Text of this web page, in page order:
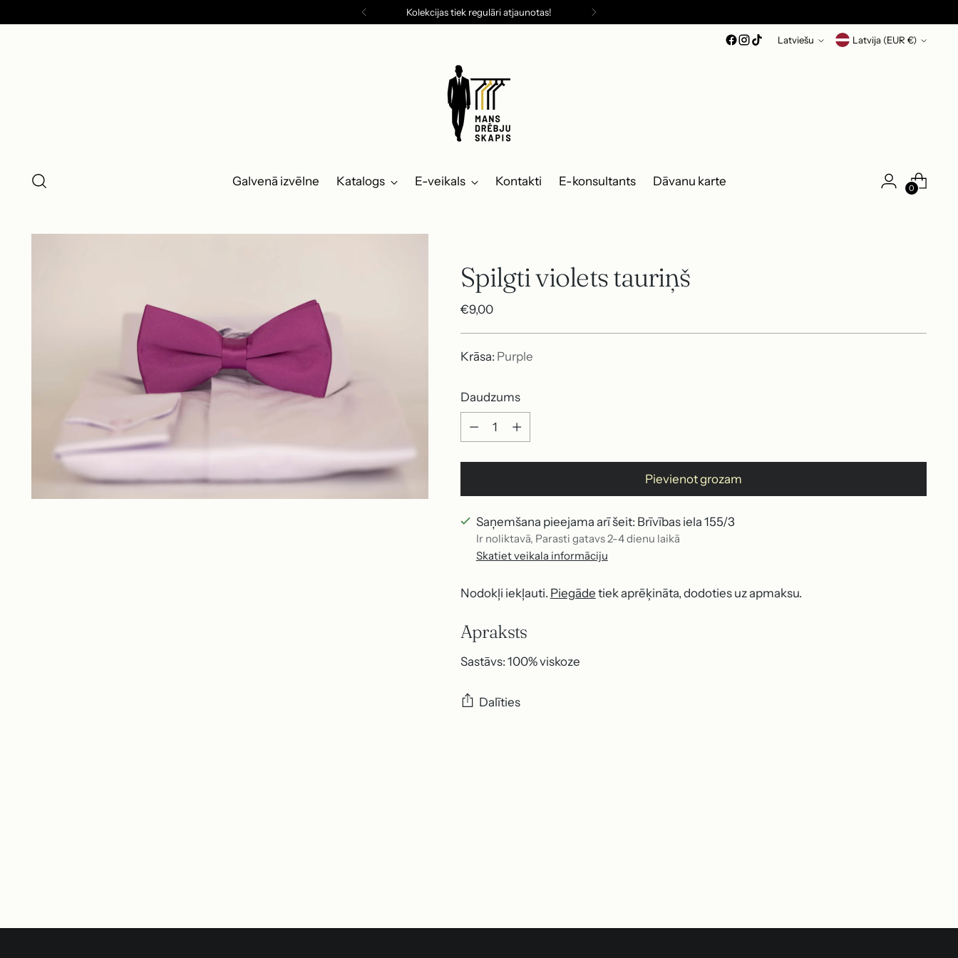
Kolekcijas tiek regulāri atjaunotas!
Valoda
Latviešu Valūta Latvija (EUR €)
Galvenā izvēlne Katalogs E-veikals Kontakti E-konsultants Dāvanu karte
0
Spilgti violets tauriņš
Parastā
€9,00
Krāsa: Purple
Daudzums
Daudzums
Pievienot grozam
Saņemšana pieejama arī šeit: Brīvības iela 155/3
Ir noliktavā, Parasti gatavs 2-4 dienu laikā
Skatiet veikala informāciju
Nodokļi iekļauti. Piegāde tiek aprēķināta, dodoties uz apmaksu.
Apraksts
Sastāvs: 100% viskoze
Dalīties